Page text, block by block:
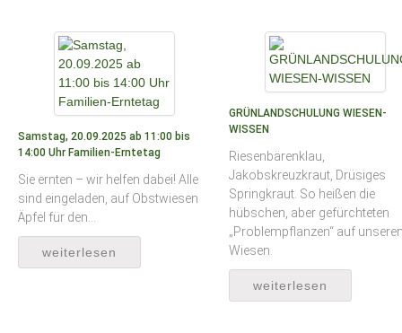
Samstag, 20.09.2025 ab 11:00 bis
14:00 Uhr Familien-Erntetag
Sie ernten – wir helfen dabei! Alle
sind eingeladen, auf Obstwiesen
Äpfel für den…
weiterlesen
GRÜNLANDSCHULUNG WIESEN-
WISSEN
Riesenbärenklau,
Jakobskreuzkraut, Drüsiges
Springkraut. So heißen die
hübschen, aber gefürchteten
„Problempflanzen“ auf
Wiesen.
weiterlesen